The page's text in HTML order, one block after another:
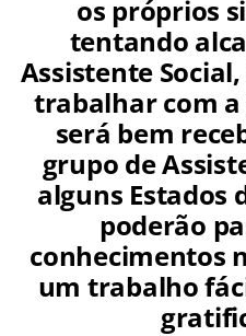
os próprios
tentando
Assistente
trabalhar com a
será bem
grupo de
alguns Estados
poderão
conhecimentos
um trabalho